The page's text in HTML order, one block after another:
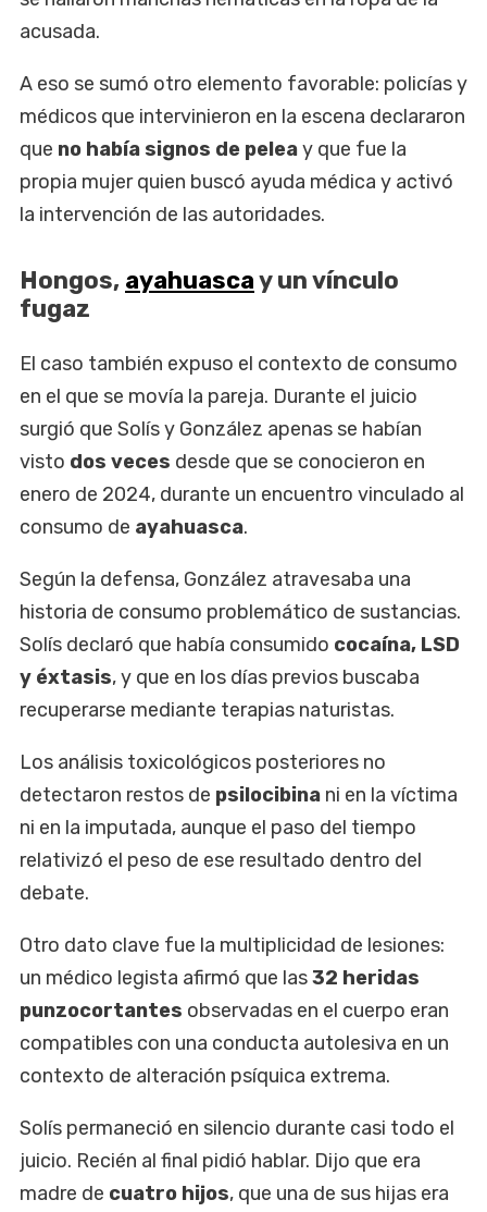
acusada.
A eso se sumó otro elemento favorable: policías y
médicos que intervinieron en la escena declararon
que no había signos de peleay que fue la
propia mujer quien buscó ayuda médica y activó
la intervención de las autoridades.
Hongos, ayahuascay un vínculo
fugaz
El caso también expuso el contexto de consumo
en el que se movía la pareja. Durante el juicio
surgió que Solís y González apenas se habían
visto dos veces desde que se conocieron en
enero de 2024, durante un encuentro vinculado al
consumo de ayahuasca.
Según la defensa, González atravesaba una
historia de consumo problemático de sustancias.
Solís declaró que había consumido cocaína, LSD
y éxtasis, y que en los días previos buscaba
recuperarse mediante terapias naturistas.
Los análisis toxicológicos posteriores no
detectaron restos de psilocibina ni en la víctima
ni en la imputada, aunque el paso del tiempo
relativizó el peso de ese resultado dentro del
debate.
Otro dato clave fue la multiplicidad de lesiones:
un médico legista afirmó que las32 heridas
punzocortantes observadas en el cuerpo eran
compatibles con una conducta autolesiva en un
contexto de alteración psíquica extrema.
Solís permaneció en silencio durante casi todo el
juicio. Recién al final pidió hablar. Dijo que era
madre de cuatro hijos, que una de sus hijas era